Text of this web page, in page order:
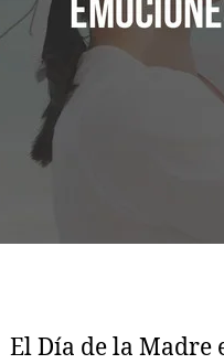
El Día de la Madre